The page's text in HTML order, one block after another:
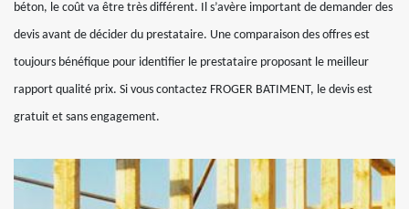
béton, le coût va être très différent. Il s’avère important de demander des
devis avant de décider du prestataire. Une comparaison des offres est
toujours bénéfique pour identifier le prestataire proposant le meilleur
rapport qualité prix. Si vous contactez FROGER BATIMENT, le devis est
gratuit et sans engagement.